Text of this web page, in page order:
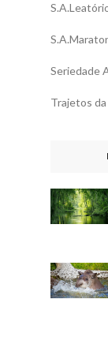
Seriedade
Trajetos